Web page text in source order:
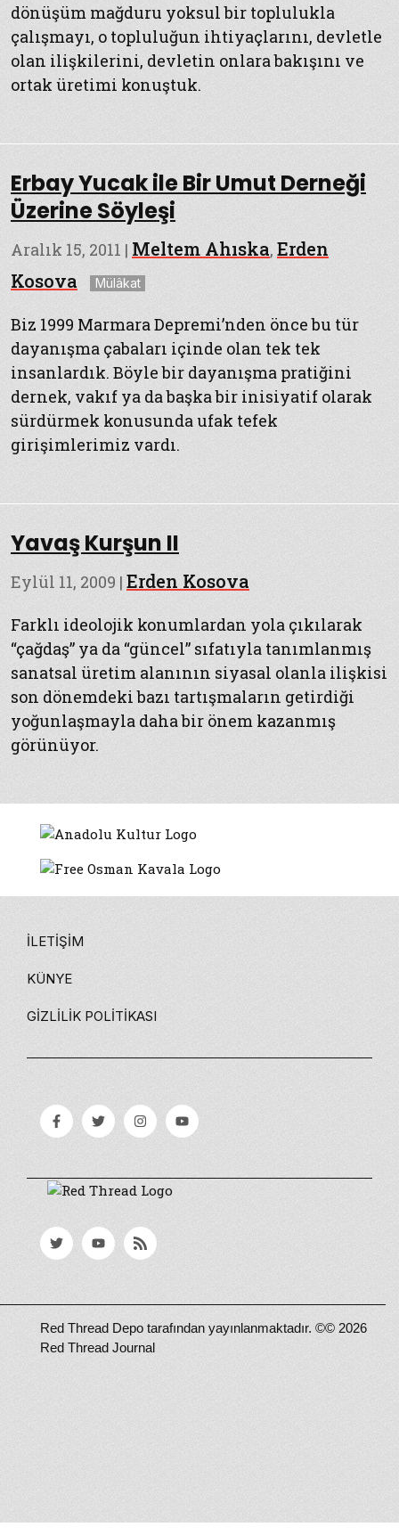
dönüşüm mağduru yoksul bir toplulukla
çalışmayı, o topluluğun ihtiyaçlarını, devletle
olan ilişkilerini, devletin onlara bakışını ve
ortak üretimi konuştuk.
Erbay Yucak ile Bir Umut Derneği
Üzerine Söyleşi
Aralık 15, 2011 | Meltem Ahıska, Erden
Kosova Etiketler
Mülâkat
Biz 1999 Marmara Depremi’nden önce bu tür
dayanışma çabaları içinde olan tek tek
insanlardık. Böyle bir dayanışma pratiğini
dernek, vakıf ya da başka bir inisiyatif olarak
sürdürmek konusunda ufak tefek
girişimlerimiz vardı.
Yavaş Kurşun II
Eylül 11, 2009 | Erden Kosova
Farklı ideolojik konumlardan yola çıkılarak
“çağdaş” ya da “güncel” sıfatıyla tanımlanmış
sanatsal üretim alanının siyasal olanla ilişkisi
son dönemdeki bazı tartışmaların getirdiği
yoğunlaşmayla daha bir önem kazanmış
görünüyor.
İLETIŞIM
KÜNYE
GIZLILIK POLITIKASI
Red Thread Depo tarafından yayınlanmaktadır. ©© 2026
Red Thread Journal